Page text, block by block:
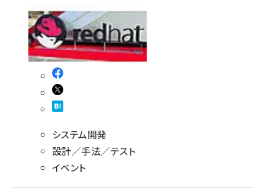
システム開発
設計／手法／テスト
イベント